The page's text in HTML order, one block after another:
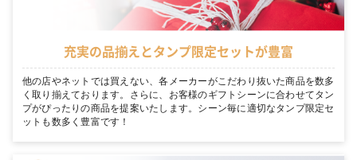
充実の品揃えとタンプ限定セットが豊富
他の店やネットでは買えない、各メーカーがこだわり抜いた商品を数多
く取り揃えております。さらに、お客様のギフトシーンに合わせてタン
プがぴったりの商品を提案いたします。シーン毎に適切なタンプ限定セ
ットも数多く豊富です！